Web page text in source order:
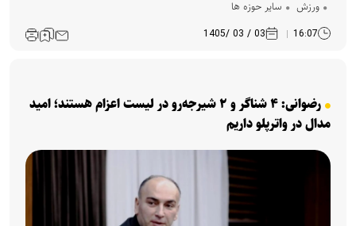
ورزش سایر حوزه ها
16:07
03 / 03 /1405
رضوانی: ۴ شناگر و ۲ شیرجه‌رو در لیست اعزام هستند؛ امید
مدال در واترپلو داریم